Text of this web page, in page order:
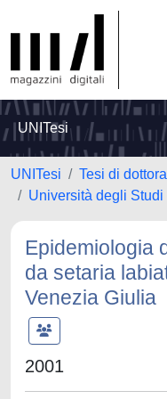
UNITesi
UNITesi
Tesi di
Università degli Studi
Epidemiologia
da setaria
Venezia Giulia
2001